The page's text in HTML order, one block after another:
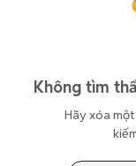
Không tìm
Hãy xóa